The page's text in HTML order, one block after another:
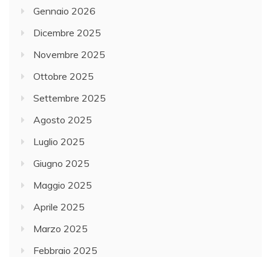
Gennaio 2026
Dicembre 2025
Novembre 2025
Ottobre 2025
Settembre 2025
Agosto 2025
Luglio 2025
Giugno 2025
Maggio 2025
Aprile 2025
Marzo 2025
Febbraio 2025